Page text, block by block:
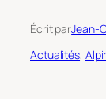
Écrit parJean-
Actualités,